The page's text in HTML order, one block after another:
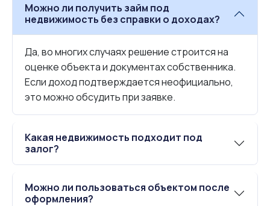
Можно ли получить займ под
недвижимость без справки о доходах?
Да, во многих случаях решение строится на
оценке объекта и документах собственника.
Если доход подтверждается неофициально,
это можно обсудить при заявке.
Какая недвижимость подходит под
залог?
Можно ли пользоваться объектом после
оформления?